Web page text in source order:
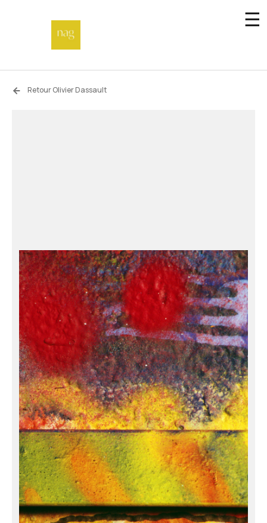
☰
Accueil
Artistes
Retour Olivier Dassault